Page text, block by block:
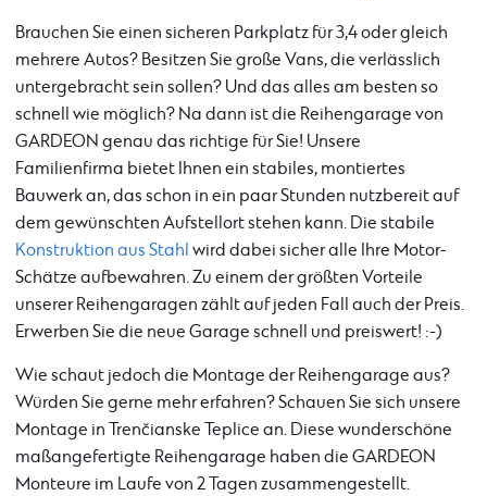
Brauchen Sie einen sicheren Parkplatz für 3,4 oder gleich
mehrere Autos? Besitzen Sie große Vans, die verlässlich
untergebracht sein sollen? Und das alles am besten so
schnell wie möglich? Na dann ist die Reihengarage von
GARDEON genau das richtige für Sie! Unsere
Familienfirma bietet Ihnen ein stabiles, montiertes
Bauwerk an, das schon in ein paar Stunden nutzbereit auf
dem gewünschten Aufstellort stehen kann. Die stabile
Konstruktion aus Stahl wird dabei sicher alle Ihre Motor-
Schätze aufbewahren. Zu einem der größten Vorteile
unserer Reihengaragen zählt auf jeden Fall auch der Preis.
Erwerben Sie die neue Garage schnell und preiswert! :-)
Wie schaut jedoch die Montage der Reihengarage aus?
Würden Sie gerne mehr erfahren? Schauen Sie sich unsere
Montage in Trenčianske Teplice an. Diese wunderschöne
maßangefertigte Reihengarage haben die GARDEON
Monteure im Laufe von 2 Tagen zusammengestellt.